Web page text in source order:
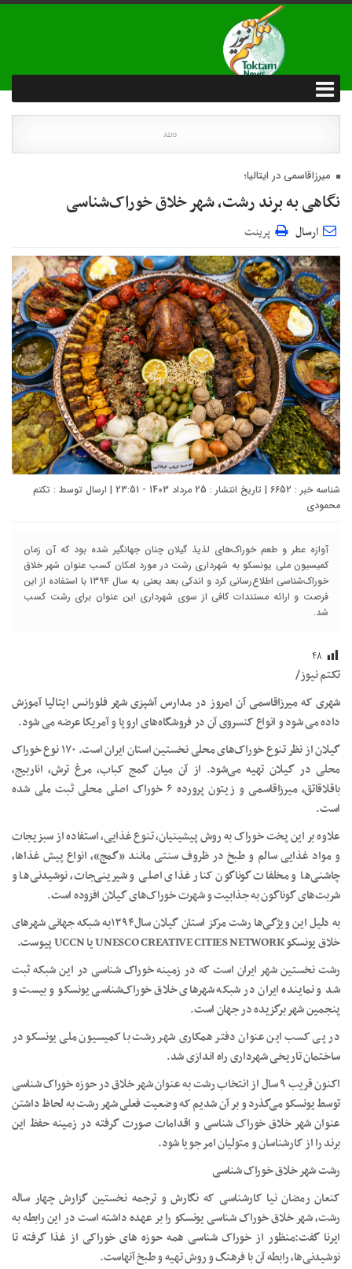
میرزاقاسمی در ایتالیا؛
نگاهی به برند رشت، شهر خلاق خوراک‌شناسی
ارسال پرینت
شناسه خبر : 6652 | تاریخ انتشار : 25 مرداد 1403 - 23:51 | ارسال توسط :
تکتم
محمودی
آوازه عطر و طعم خوراک‌های لذیذ گیلان چنان جهانگیر شده بود که آن زمان
کمیسیون ملی یونسکو به شهرداری رشت در مورد امکان کسب عنوان شهر خلاق
خوراک‌شناسی اطلاع‌رسانی کرد و اندکی بعد یعنی به سال ۱۳۹۴ با استفاده از این
فرصت و ارائه مستندات کافی از سوی شهرداری این عنوان برای رشت کسب
شد.
۴۸
تکتم نیوز/
شهری که میرزاقاسمی آن امروز در مدارس آشپزی شهر فلورانس ایتالیا آموزش
داده می شود و انواع کنسروی آن در فروشگاه‌های اروپا و آمریکا عرضه می شود.
گیلان از نظر تنوع خوراک‌های محلی نخستین استان ایران است. ۱۷۰ نوع خوراک
محلی در گیلان تهیه می‌شود. از آن میان گمج کباب، مرغ ترش، اناربیج،
باقلاقاتق، میرزاقاسمی و زیتون پرورده ۶ خوراک اصلی محلی ثبت ملی شده
است.
علاوه بر این پخت خوراک به روش پیشینیان، تنوع غذایی، استفاده از سبزیجات
و مواد غذایی سالم و طبخ در ظروف سنتی مانند «گمج»، انواع پیش غذاها،
چاشنی‌ها و مخلفات گوناگون کنار غذای اصلی و شیرینی‌جات، نوشیدنی‌ها و
شربت‌های گوناگون به جذابیت و شهرت خوراک‌های گیلان افزوده است.
به دلیل این ویژگی‌ها رشت مرکز استان گیلان سال۱۳۹۴به شبکه جهانی شهرهای
خلاق یونسکو UNESCO CREATIVE CITIES NETWORK یا UCCN پیوست.
رشت نخستین شهر ایران است که در زمینه خوراک شناسی در این شبکه ثبت
شد و نماینده ایران در شبکه شهرهای خلاق خوراک‌شناسی یونسکو و بیست و
پنجمین شهر برگزیده در جهان است.
در پی کسب این عنوان دفتر همکاری‌ شهر رشت با کمیسیون ملی یونسکو در
ساختمان تاریخی شهرداری راه اندازی شد.
اکنون قریب ۹ سال از انتخاب رشت به عنوان شهر خلاق در حوزه خوراک شناسی
توسط یونسکو می‌گذرد و بر آن شدیم که وضعیت فعلی شهر رشت به لحاظ داشتن
عنوان شهر خلاق خوراک شناسی و اقدامات صورت گرفته در زمینه حفظ این
برند را از کارشناسان و متولیان امر جویا شود.
رشت شهر خلاق خوراک شناسی
کنعان رمضان نیا کارشناسی که نگارش و ترجمه نخستین گزارش چهار ساله
رشت، شهر خلاق خوراک شناسی یونسکو را بر عهده داشته است در این رابطه به
ایرنا گفت:منظور از خوراک شناسی همه حوزه های خوراکی از غذا گرفته تا
نوشیدنی‌ها، رابطه آن با فرهنگ و روش تهیه و طبخ آنهاست.